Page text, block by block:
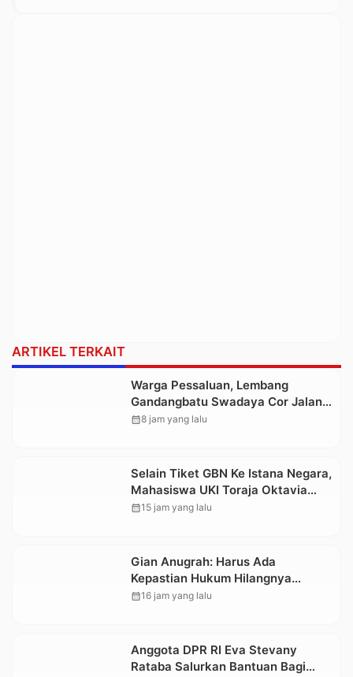
ARTIKEL TERKAIT
Warga Pessaluan, Lembang
Gandangbatu Swadaya Cor Jalan
Kabupaten
calendar_month8 jam yang lalu
Selain Tiket GBN Ke Istana Negara,
Mahasiswa UKI Toraja Oktavia
juga Lolos ke Pekan Seni
calendar_month15 jam yang lalu
Gian Anugrah: Harus Ada
Kepastian Hukum Hilangnya
Stoner, Agar Keluarga tidak Larut
calendar_month16 jam yang lalu
Anggota DPR RI Eva Stevany
Rataba Salurkan Bantuan Bagi